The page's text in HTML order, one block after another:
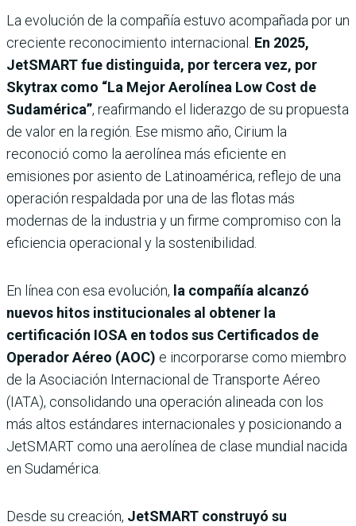
La evolución de la compañía estuvo acompañada por un
creciente reconocimiento internacional. En 2025,
JetSMART fue distinguida, por tercera vez, por
Skytrax como “La Mejor Aerolínea Low Cost de
Sudamérica”, reafirmando el liderazgo de su propuesta
de valor en la región. Ese mismo año, Cirium la
reconoció como la aerolínea más eficiente en
emisiones por asiento de Latinoamérica, reflejo de una
operación respaldada por una de las flotas más
modernas de la industria y un firme compromiso con la
eficiencia operacional y la sostenibilidad.
En línea con esa evolución, la compañía alcanzó
nuevos hitos institucionales al obtener la
certificación IOSA en todos sus Certificados de
Operador Aéreo (AOC) e incorporarse como miembro
de la Asociación Internacional de Transporte Aéreo
(IATA), consolidando una operación alineada con los
más altos estándares internacionales y posicionando a
JetSMART como una aerolínea de clase mundial nacida
en Sudamérica.
Desde su creación, JetSMART construyó su